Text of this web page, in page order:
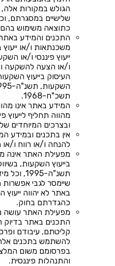
הגולש במקורות
שלישיים במסגרתם,
כתוצאה משימוש בהם
התכנים והמידע באתר
משכנתאות ו/או ייעוץ
ייעוץ פיננסי ו/או
ו/או הצעה להשקעה
העיסוק בייעוץ
תשכ"ח-1968.
המידע באתר אינו
מהווה תחליף לייעוץ
ובצרכים המיוחדים
אין בתכנים ובמידע
להנחה ו/או רווח ו/
מפעילת האתר אינה
בייעוץ השקעות,
תשנ"ה-
שיימסר לגבי
באתר לא יהווה
כהגדרתם בחוק.
מפעילת האתר עושה
התכנים באתר בדיוק
קליטתם, עיבודם
להשתמש בתכנים
בפרסומם משום
והתנהלות פיננסית.